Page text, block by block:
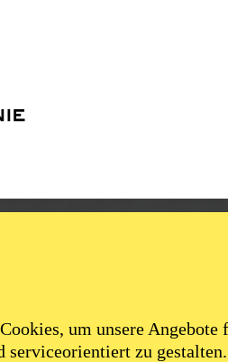
um unsere
serviceorientiert zu